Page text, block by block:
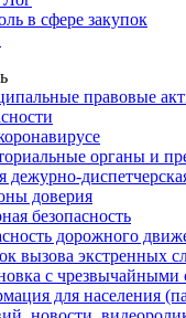
в сфере закупок
правовые
органы и
дежурно-
доверия
безопасность
дорожного
вызова экстренных
с чрезвычайными
для населения